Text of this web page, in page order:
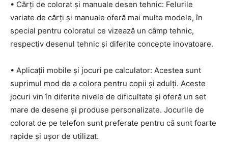
• Cărți de colorat și manuale desen tehnic: Felurile
variate de cărți și manuale oferă mai multe modele, în
special pentru coloratul ce vizează un câmp tehnic,
respectiv desenul tehnic și diferite concepte inovatoare.
• Aplicații mobile și jocuri pe calculator: Acestea sunt
suprimul mod de a colora pentru copii și adulți. Aceste
jocuri vin în diferite nivele de dificultate și oferă un set
mare de desene și produse personalizate. Jocurile de
colorat de pe telefon sunt preferate pentru că sunt foarte
rapide și ușor de utilizat.